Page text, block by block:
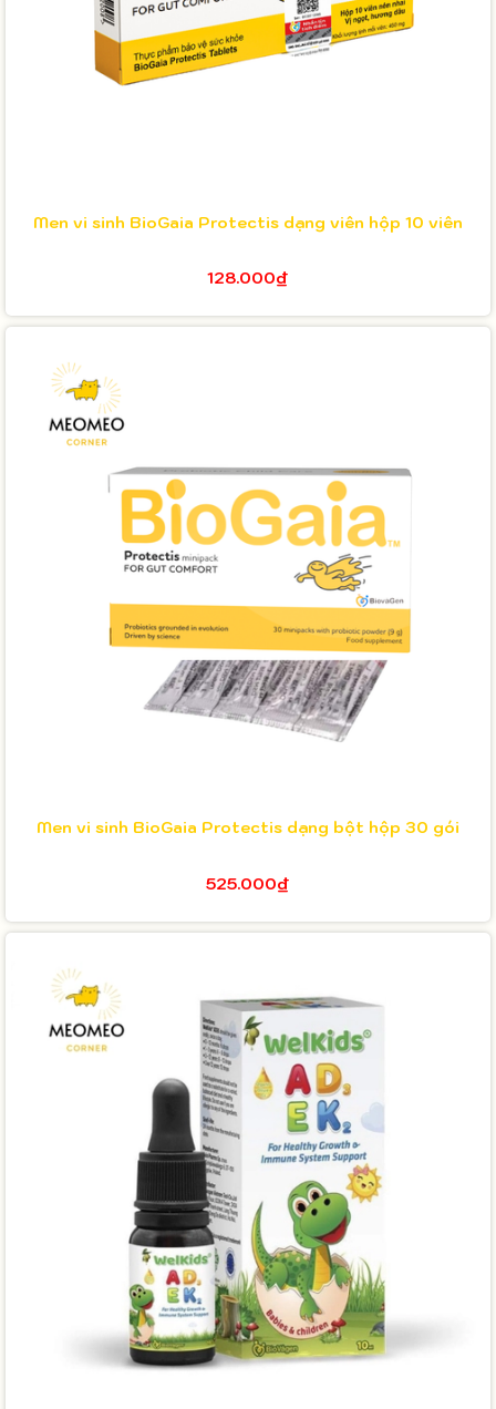
Men vi sinh BioGaia Protectis dạng viên hộp 10 viên
128.000₫
Men vi sinh BioGaia Protectis dạng bột hộp 30 gói
525.000₫